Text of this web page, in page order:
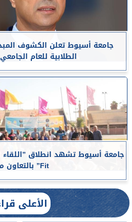
جامعة أسيوط تعلن الكشوف
الطلابية للعام الجامعي 2024 /2025
Fit” بالتعاون مع...
الأعلى